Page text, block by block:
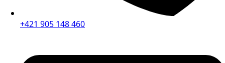
+421 905 148 460